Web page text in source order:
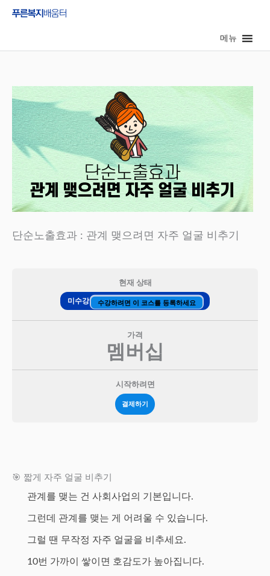
메뉴
단순노출효과 : 관계 맺으려면 자주 얼굴 비추기
현재 상태
미수강 수강하려면 이 코스를 등록하세요
가격
멤버십
시작하려면
결제하기
🎯 짧게 자주 얼굴 비추기
관계를 맺는 건 사회사업의 기본입니다.
그런데 관계를 맺는 게 어려울 수 있습니다.
그럴 땐 무작정 자주 얼굴을 비추세요.
10번 가까이 쌓이면 호감도가 높아집니다.